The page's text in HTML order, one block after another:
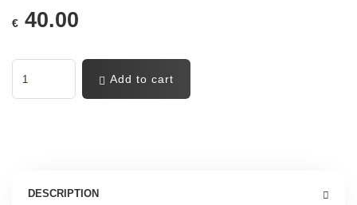
€ 40.00
Add to cart
DESCRIPTION